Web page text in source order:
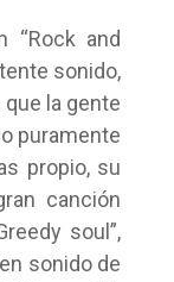
“Rock and
sonido,
que la gente
puramente
propio, su
canción
soul”,
sonido de